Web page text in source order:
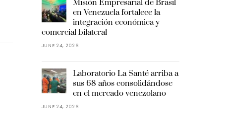
Misión Empresarial de Brasil
en Venezuela fortalece la
integración económica y
comercial bilateral
JUNE 24, 2026
Laboratorio La Santé arriba a
sus 68 años consolidándose
en el mercado venezolano
JUNE 24, 2026